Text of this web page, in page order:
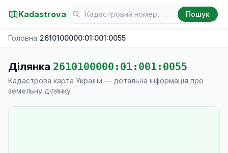
Kadastrova Пошук
Головна›2610100000:01:001:0055
Ділянка 2610100000:01:001:0055
Кадастрова карта України — детальна інформація про
земельну ділянку